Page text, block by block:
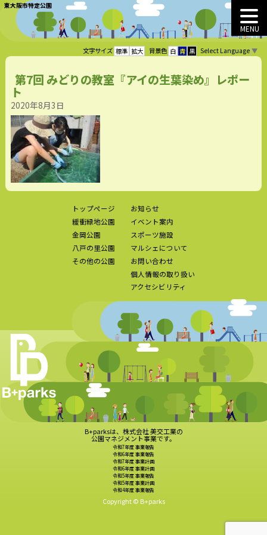
東大阪市特定公園
MENU
文字サイズ 標準 拡大 背景色 白 青 黒 Select Language ▼
第7回 みどりの教室『アイの生葉染め』レポー
ト
2020年8月3日
トップページ
緩衝緑地公園
金岡公園
八戸の里公園
その他の公園
お知らせ
イベント案内
スポーツ施設
マルシェについて
お問い合わせ
個人情報の取り扱い
アクセシビリティ
B+parksは、株式会社 美交工業の
公園マネジメント事業です。
令和7年度 事業報告
令和6年度 事業報告
令和7年度 事業計画
令和6年度 事業計画
令和5年度 事業報告
令和5年度 事業計画
令和4年度 事業報告
Copyright © B+parks